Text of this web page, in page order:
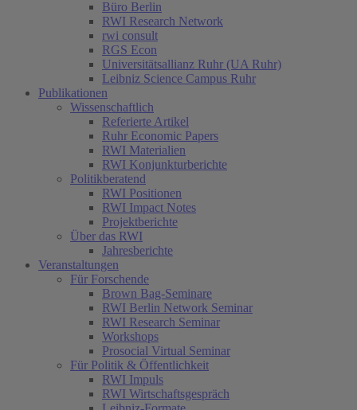
Büro Berlin
RWI Research Network
rwi consult
RGS Econ
Universitätsallianz Ruhr (UA Ruhr)
Leibniz Science Campus Ruhr
Publikationen
Wissenschaftlich
Referierte Artikel
Ruhr Economic Papers
RWI Materialien
RWI Konjunkturberichte
Politikberatend
RWI Positionen
RWI Impact Notes
Projektberichte
Über das RWI
Jahresberichte
Veranstaltungen
Für Forschende
Brown Bag-Seminare
RWI Berlin Network Seminar
RWI Research Seminar
Workshops
Prosocial Virtual Seminar
Für Politik & Öffentlichkeit
RWI Impuls
RWI Wirtschaftsgespräch